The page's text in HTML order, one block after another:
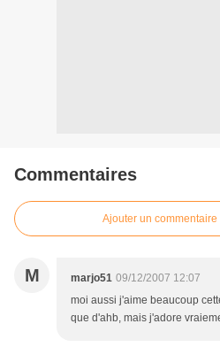
Commentaires
Ajouter un commentaire
M marjo51 09/12/2007 12:07
moi aussi j'aime beaucoup
que d'ahb, mais j'adore